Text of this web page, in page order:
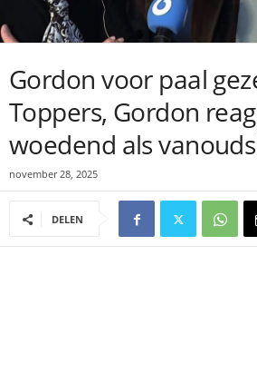
Gordon voor paal
Toppers, Gordon
woedend als
november 28, 2025
DELEN